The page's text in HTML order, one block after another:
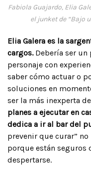
Fabiola Guajardo, Elia
el junket de “Bajo
Elia Galera es la
cargos.Debería ser un
personaje con
saber cómo actuar o
soluciones en
ser la más inexperta
planes a ejecutar en
dedica a ir al bar del
prevenir que curar”
porque están seguros
despertarse.